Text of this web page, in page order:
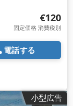
€120
固定価格 消費税別
電話する
小型広告